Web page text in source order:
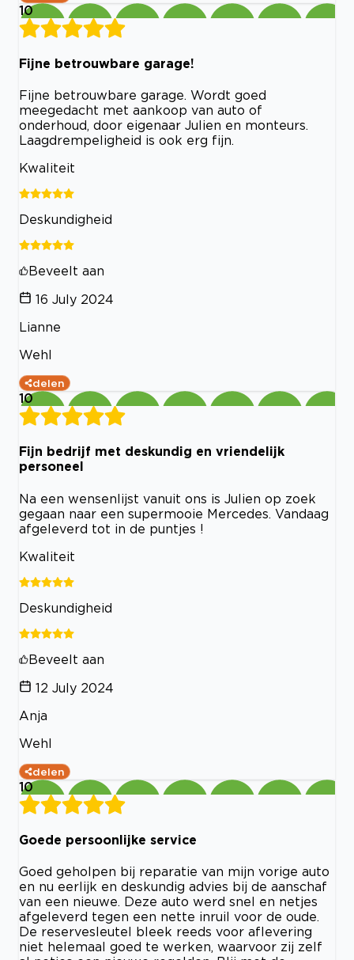
10
Fijne betrouwbare garage!
Fijne betrouwbare garage. Wordt goed
meegedacht met aankoop van auto of
onderhoud, door eigenaar Julien en monteurs.
Laagdrempeligheid is ook erg fijn.
Kwaliteit
Deskundigheid
Beveelt aan
16 July 2024
Lianne
Wehl
delen
10
Fijn bedrijf met deskundig en vriendelijk
personeel
Na een wensenlijst vanuit ons is Julien op zoek
gegaan naar een supermooie Mercedes. Vandaag
afgeleverd tot in de puntjes !
Kwaliteit
Deskundigheid
Beveelt aan
12 July 2024
Anja
Wehl
delen
10
Goede persoonlijke service
Goed geholpen bij reparatie van mijn vorige auto
en nu eerlijk en deskundig advies bij de aanschaf
van een nieuwe. Deze auto werd snel en netjes
afgeleverd tegen een nette inruil voor de oude.
De reservesleutel bleek reeds voor aflevering
niet helemaal goed te werken, waarvoor zij zelf